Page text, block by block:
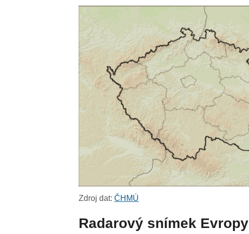
Zdroj dat:ČHMÚ
Radarový snímek Evropy